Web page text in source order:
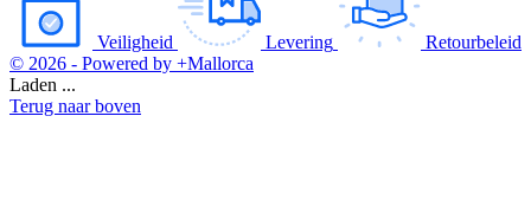
Veiligheid Levering
Retourbeleid
© 2026 - Powered by +Mallorca
Laden ...
Terug naar boven